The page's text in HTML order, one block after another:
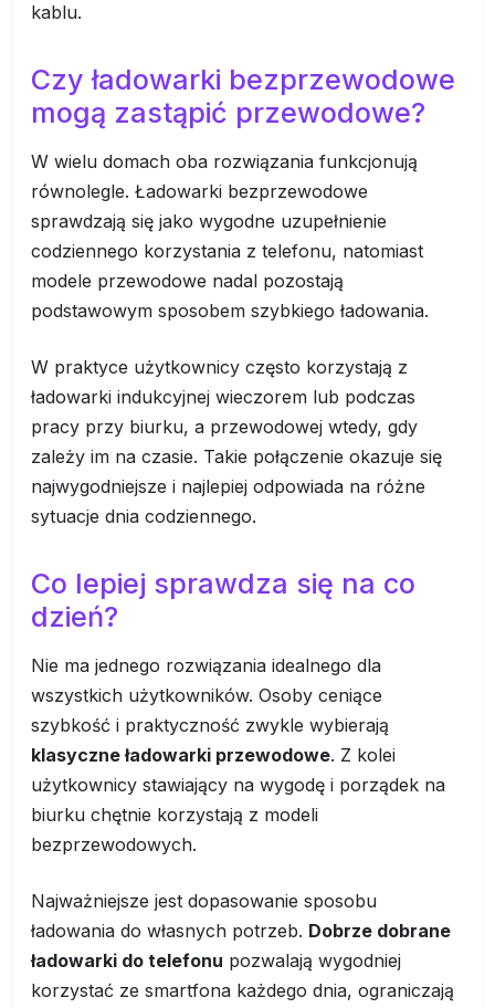
kablu.
Czy ładowarki bezprzewodowe
mogą zastąpić przewodowe?
W wielu domach oba rozwiązania funkcjonują
równolegle. Ładowarki bezprzewodowe
sprawdzają się jako wygodne uzupełnienie
codziennego korzystania z telefonu, natomiast
modele przewodowe nadal pozostają
podstawowym sposobem szybkiego ładowania.
W praktyce użytkownicy często korzystają z
ładowarki indukcyjnej wieczorem lub podczas
pracy przy biurku, a przewodowej wtedy, gdy
zależy im na czasie. Takie połączenie okazuje się
najwygodniejsze i najlepiej odpowiada na różne
sytuacje dnia codziennego.
Co lepiej sprawdza się na co
dzień?
Nie ma jednego rozwiązania idealnego dla
wszystkich użytkowników. Osoby ceniące
szybkość i praktyczność zwykle wybierają
klasyczne ładowarki przewodowe. Z kolei
użytkownicy stawiający na wygodę i porządek na
biurku chętnie korzystają z modeli
bezprzewodowych.
Najważniejsze jest dopasowanie sposobu
ładowania do własnych potrzeb. Dobrze dobrane
ładowarki do telefonu pozwalają wygodniej
korzystać ze smartfona każdego dnia, ograniczają